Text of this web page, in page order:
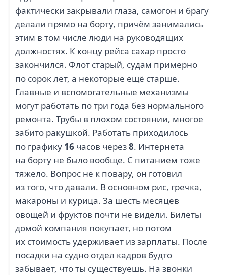
фактически закрывали глаза, самогон и брагу
делали прямо на борту, причём занимались
этим в том числе люди на руководящих
должностях. К концу рейса сахар просто
закончился. Флот старый, судам примерно
по сорок лет, а некоторые ещё старше.
Главные и вспомогательные механизмы
могут работать по три года без нормального
ремонта. Трубы в плохом состоянии, многое
забито ракушкой. Работать приходилось
по графику 16 часов через8. Интернета
на борту не было вообще. С питанием тоже
тяжело. Вопрос не к повару, он готовил
из того, что давали. В основном рис, гречка,
макароны и курица. За шесть месяцев
овощей и фруктов почти не видели. Билеты
домой компания покупает, но потом
их стоимость удерживает из зарплаты. После
посадки на судно отдел кадров будто
забывает, что ты существуешь. На звонки